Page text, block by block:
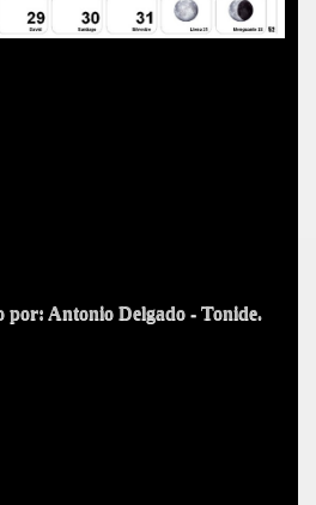
por: Antonio Delgado - Tonide.